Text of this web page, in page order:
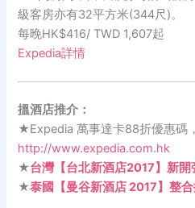
級客房亦有32平方米(344尺)。
每晚HK$416/ TWD 1,607起
Expedia詳情
搵酒店推介：
★Expedia 萬事達卡88折優惠碼
http://www.expedia.com.hk
★台灣【台北新酒店2017】新開
★泰國【曼谷新酒店 2017】整合